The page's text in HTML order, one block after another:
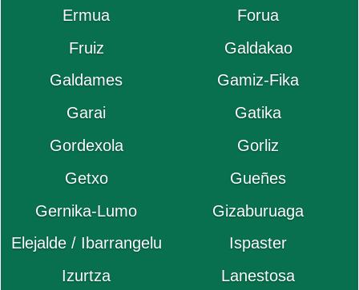
Ermua
Forua
Fruiz
Galdakao
Galdames
Gamiz-Fika
Garai
Gatika
Gordexola
Gorliz
Getxo
Gueñes
Gernika-Lumo
Gizaburuaga
Elejalde / Ibarrangelu
Ispaster
Izurtza
Lanestosa